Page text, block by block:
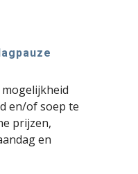
en/of soep te
prijzen,
en